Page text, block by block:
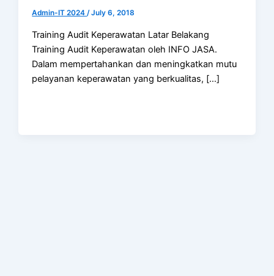
Admin-IT 2024/July 6, 2018
Training Audit Keperawatan Latar Belakang
Training Audit Keperawatan oleh INFO JASA.
Dalam mempertahankan dan meningkatkan mutu
pelayanan keperawatan yang berkualitas, […]